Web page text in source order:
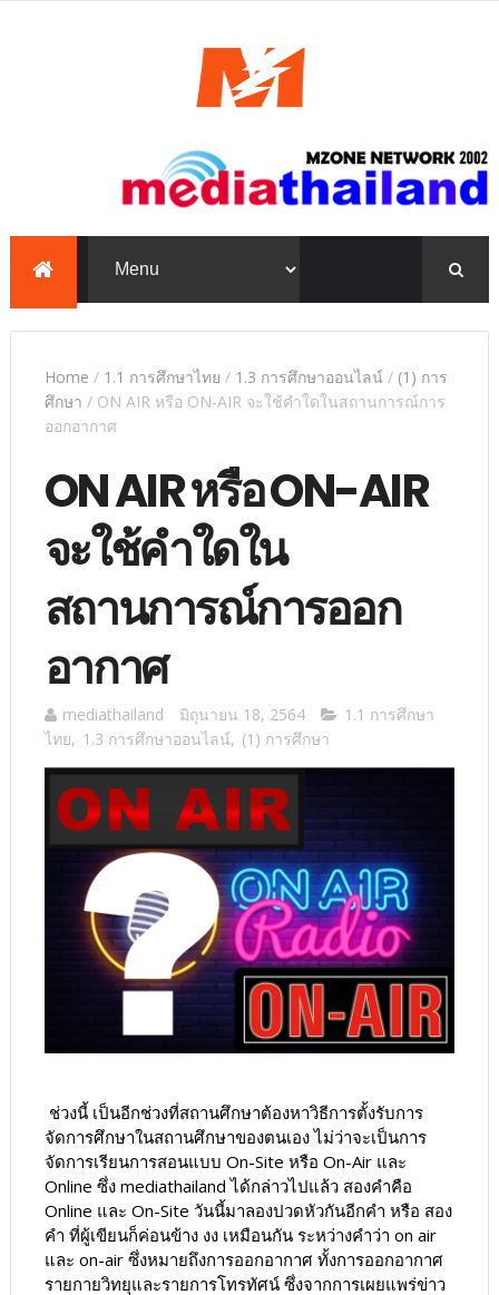
education, e-learning,
PowerPoint, TKP
Home / 1.1 การศึกษาไทย / 1.3 การศึกษาออนไลน์ / (1) การ
ศึกษา / ON AIR หรือ ON-AIR จะใช้คำใดในสถานการณ์การ
ออกอากาศ
ON AIR หรือ ON-AIR
จะใช้คำใดใน
สถานการณ์การออก
อากาศ
mediathailand มิถุนายน 18, 2564
1.1 การศึกษา
ไทย, 1.3 การศึกษาออนไลน์, (1) การศึกษา
ช่วงนี้ เป็นอีกช่วงที่สถานศึกษาต้องหาวิธีการตั้งรับการ
จัดการศึกษาในสถานศึกษาของตนเอง ไม่ว่าจะเป็นการ
จัดการเรียนการสอนแบบ On-Site หรือ On-Air และ
Online ซึ่ง mediathailand ได้กล่าวไปแล้ว สองคำคือ
Online และ On-Site วันนี้มาลองปวดหัวกันอีกคำ หรือ สอง
คำ ที่ผู้เขียนก็ค่อนข้าง งง เหมือนกัน ระหว่างคำว่า on air
และ on-air ซึ่งหมายถึงการออกอากาศ ทั้งการออกอากาศ
รายกายวิทยุและรายการโทรทัศน์ ซึ่งจากการเผยแพร่ข่าว